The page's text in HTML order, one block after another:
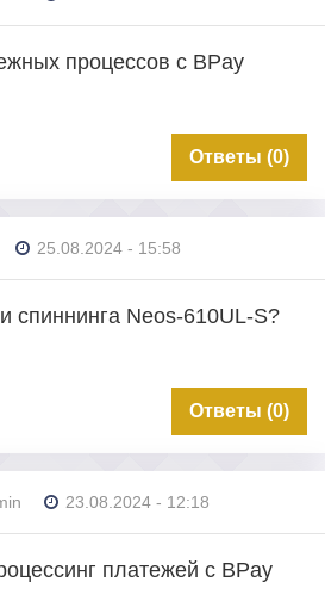
процессов с BPay
Ответы (0)
25.08.2024 - 15:58
спиннинга Neos-610UL-S?
Ответы (0)
23.08.2024 - 12:18
платежей с BPay